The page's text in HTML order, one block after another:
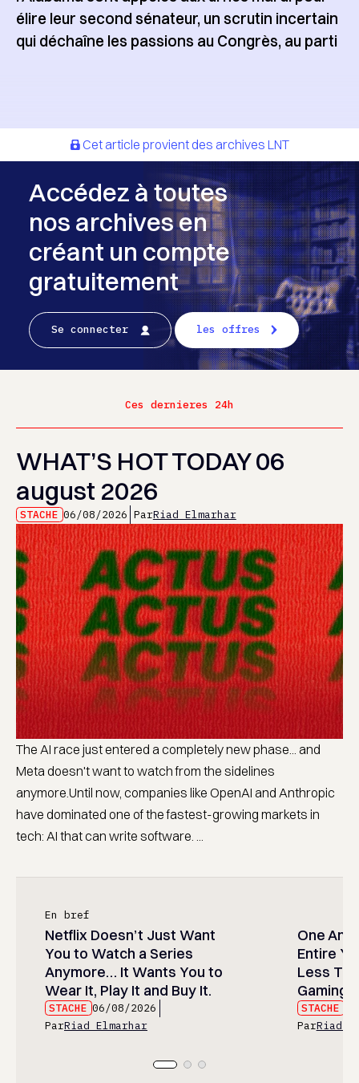
élire leur second sénateur, un scrutin incertain
qui déchaîne les passions au Congrès, au parti
Cet article provient des archives LNT
Accédez à toutes
nos archives en
créant un compte
gratuitement
Se connecter les offres
Ces dernieres 24h
WHAT’S HOT TODAY 06
august 2026
STACHE 06/08/2026 ParRiad Elmarhar
The AI race just entered a completely new phase... and
Meta doesn't want to watch from the sidelines
anymore.Until now, companies like OpenAI and Anthropic
have dominated one of the fastest-growing markets in
tech: AI that can write software. ...
En bref
Netflix Doesn’t Just Want
You to Watch a Series
Anymore… It Wants You to
Wear It, Play It and Buy It.
STACHE 06/08/2026
ParRiad Elmarhar
One
Entire
Less
Gaming
STACHE
ParRiad